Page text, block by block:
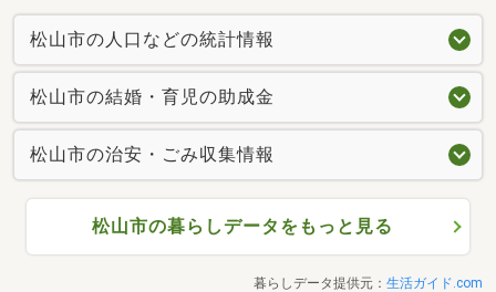
松山市の人口などの統計情報
松山市の結婚・育児の助成金
松山市の治安・ごみ収集情報
松山市の暮らしデータをもっと見る
暮らしデータ提供元： 生活ガイド.com